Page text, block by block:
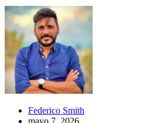
Federico Smith